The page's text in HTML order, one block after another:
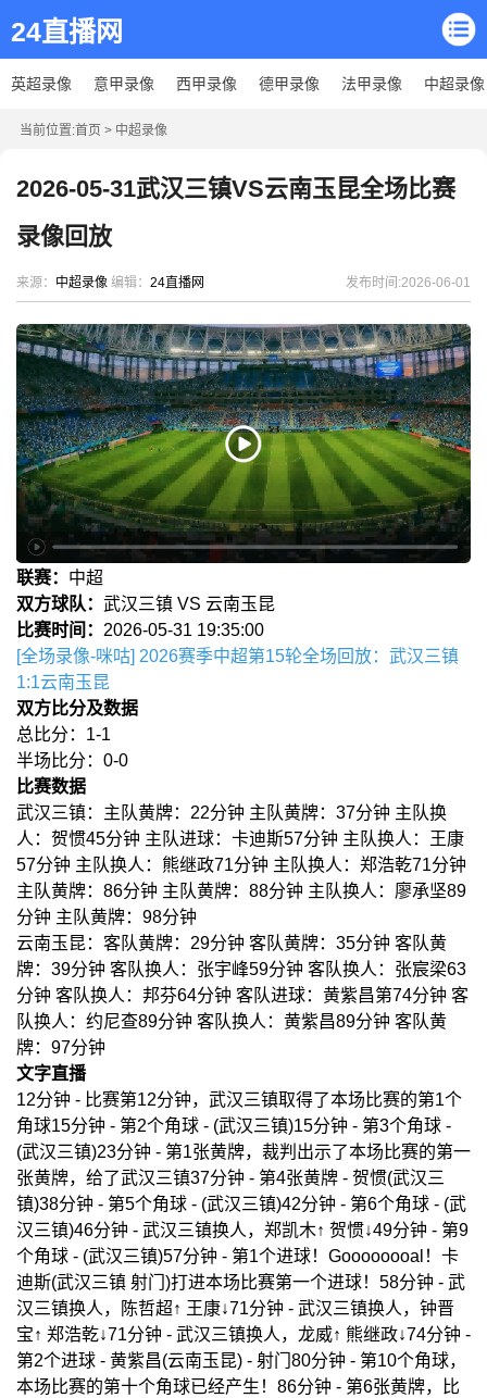
24直播网
英超录像 意甲录像 西甲录像 德甲录像 法甲录像 中超录像
当前位置:首页 > 中超录像
2026-05-31武汉三镇VS云南玉昆全场比赛
录像回放
来源： 中超录像 编辑： 24直播网 发布时间:2026-06-01
联赛： 中超
双方球队： 武汉三镇 VS 云南玉昆
比赛时间： 2026-05-31 19:35:00
[全场录像-咪咕] 2026赛季中超第15轮全场回放：武汉三镇
1:1云南玉昆
双方比分及数据
总比分：1-1
半场比分：0-0
比赛数据
武汉三镇：主队黄牌：22分钟 主队黄牌：37分钟 主队换
人：贺惯45分钟 主队进球：卡迪斯57分钟 主队换人：王康
57分钟 主队换人：熊继政71分钟 主队换人：郑浩乾71分钟
主队黄牌：86分钟 主队黄牌：88分钟 主队换人：廖承坚89
分钟 主队黄牌：98分钟
云南玉昆：客队黄牌：29分钟 客队黄牌：35分钟 客队黄
牌：39分钟 客队换人：张宇峰59分钟 客队换人：张宸梁63
分钟 客队换人：邦芬64分钟 客队进球：黄紫昌第74分钟 客
队换人：约尼查89分钟 客队换人：黄紫昌89分钟 客队黄
牌：97分钟
文字直播
12分钟 - 比赛第12分钟，武汉三镇取得了本场比赛的第1个
角球15分钟 - 第2个角球 - (武汉三镇)15分钟 - 第3个角球 -
(武汉三镇)23分钟 - 第1张黄牌，裁判出示了本场比赛的第一
张黄牌，给了武汉三镇37分钟 - 第4张黄牌 - 贺惯(武汉三
镇)38分钟 - 第5个角球 - (武汉三镇)42分钟 - 第6个角球 - (武
汉三镇)46分钟 - 武汉三镇换人，郑凯木↑ 贺惯↓49分钟 - 第9
个角球 - (武汉三镇)57分钟 - 第1个进球！Goooooooal！卡
迪斯(武汉三镇 射门)打进本场比赛第一个进球！58分钟 - 武
汉三镇换人，陈哲超↑ 王康↓71分钟 - 武汉三镇换人，钟晋
宝↑ 郑浩乾↓71分钟 - 武汉三镇换人，龙威↑ 熊继政↓74分钟 -
第2个进球 - 黄紫昌(云南玉昆) - 射门80分钟 - 第10个角球，
本场比赛的第十个角球已经产生！86分钟 - 第6张黄牌，比